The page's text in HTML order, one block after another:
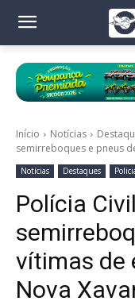
Início Notícias
semirreboques e pneus
Notícias Destaques
Polícia
vítimas de
Nova